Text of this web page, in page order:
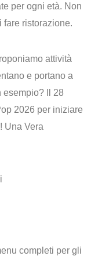
per ogni età. Non
fare ristorazione.
attività
e portano a
esempio? Il 28
2026 per iniziare
Una Vera
completi per gli